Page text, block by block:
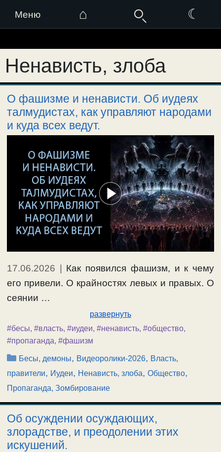
Меню ⌂ ☾
к
содержимому
Ненависть, злоба
О фашизме и ненависти. Об иудеях
талмудистах, как управляют народами
и куда всех ведут.
17.06.2026 | Как появился фашизм, и к чему
его привели. О крайностях левых и правых. О
сеянии …
развернуть
#бесы, #власть, #иудеи, #ненависть, #общество,
#пропаганда, #фашизм
Рубрики
Бесы, демоны, Видеоролики-2026, Власть,
правители, Иудеи, Ненависть, злоба, Общество,
Пропаганда, Зомбирование
Об осуждении осуждающих,
злорадстве, и преодолении этих
искушений.